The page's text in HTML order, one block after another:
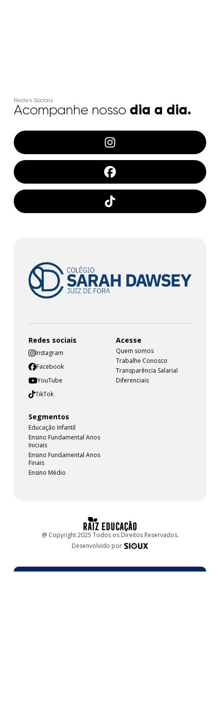
Redes Sociais
Acompanhe nosso dia a dia.
Redes sociais
Instagram
Facebook
YouTube
TikTok
Acesse
Quem somos
Trabalhe Conosco
Transparência Salarial
Diferenciais
Segmentos
Educação Infantil
Ensino Fundamental Anos
Iniciais
Ensino Fundamental Anos
Finais
Ensino Médio
@ Copyright 2025 Todos os Direitos Reservados.
Desenvolvido por